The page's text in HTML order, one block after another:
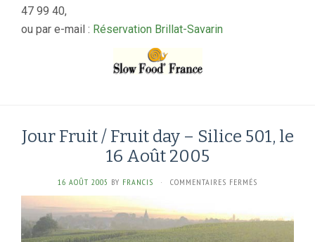
47 99 40,
ou par e-mail : Réservation Brillat-Savarin
Jour Fruit / Fruit day – Silice 501, le
16 Août 2005
16 AOÛT 2005 BY FRANCIS · COMMENTAIRES FERMÉS
/